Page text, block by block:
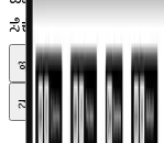
ಸೆಕೆಂಡುಗಳಲ್ಲಿ ಬಿಲ್
ಇದು ಬಹು
ನಾನು ಇದನ್ನು ರಿಮೋಟ್ ಆಗಿ